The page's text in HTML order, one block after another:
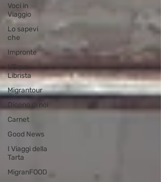
Voci in
Viaggio
Lo sapevi
che
Impronte
L'Equo-
Librista
Migrantour
Dicono di noi
Carnet
Good News
I Viaggi della
Tarta
MigranFOOD